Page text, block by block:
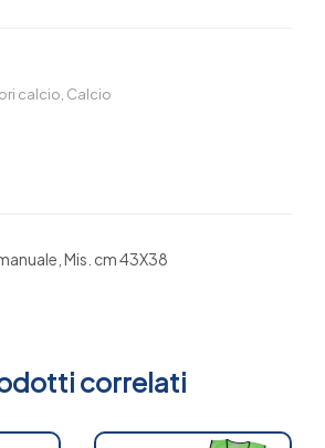
calcio Calcio
Mis. cm 43X38
correlati